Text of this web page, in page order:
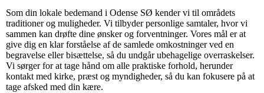
Som din lokale bedemand i Odense SØ kender vi til områdets
traditioner og muligheder. Vi tilbyder personlige samtaler, hvor vi
sammen kan drøfte dine ønsker og forventninger. Vores mål er at
give dig en klar forståelse af de samlede omkostninger ved en
begravelse eller bisættelse, så du undgår ubehagelige overraskelser.
Vi sørger for at tage hånd om alle praktiske forhold, herunder
kontakt med kirke, præst og myndigheder, så du kan fokusere på at
tage afsked med din kære.